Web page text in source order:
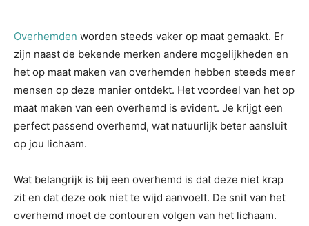
Overhemden worden steeds vaker op maat gemaakt. Er
zijn naast de bekende merken andere mogelijkheden en
het op maat maken van overhemden hebben steeds meer
mensen op deze manier ontdekt. Het voordeel van het op
maat maken van een overhemd is evident. Je krijgt een
perfect passend overhemd, wat natuurlijk beter aansluit
op jou lichaam.
Wat belangrijk is bij een overhemd is dat deze niet krap
zit en dat deze ook niet te wijd aanvoelt. De snit van het
overhemd moet de contouren volgen van het lichaam.